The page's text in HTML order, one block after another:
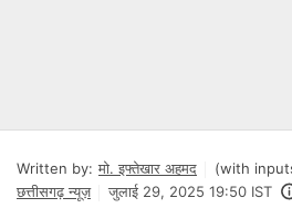
Written by: मो. इफ्तेखार अहमद
(with
छत्तीसगढ़ न्यूज़
जुलाई 29, 2025 19:50 IST